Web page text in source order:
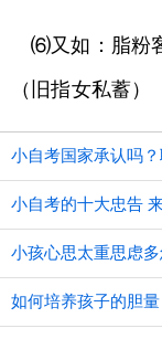
⑹又如：脂粉
（旧指女私蓄）
小自考国家承认吗
小自考的十大忠告
小孩心思太重思虑
如何培养孩子的胆